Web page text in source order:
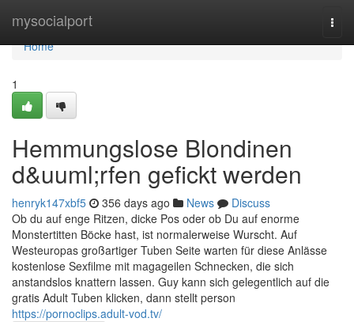
mysocialport
Home
Home
1
Hemmungslose Blondinen
d&uuml;rfen gefickt werden
henryk147xbf5 356 days ago News
Discuss
Ob du auf enge Ritzen, dicke Pos oder ob Du auf enorme
Monstertitten Böcke hast, ist normalerweise Wurscht. Auf
Westeuropas großartiger Tuben Seite warten für diese Anlässe
kostenlose Sexfilme mit magageilen Schnecken, die sich
anstandslos knattern lassen. Guy kann sich gelegentlich auf die
gratis Adult Tuben klicken, dann stellt person
https://pornoclips.adult-vod.tv/